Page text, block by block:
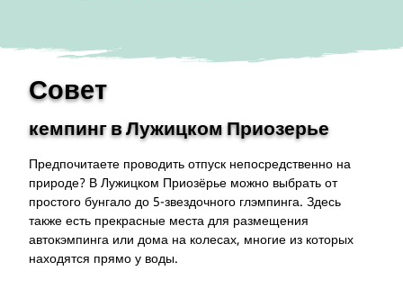
Совет
кемпинг в Лужицком Приозерье
Предпочитаете проводить отпуск непосредственно на
природе? В Лужицком Приозёрье можно выбрать от
простого бунгало до 5-звездочного глэмпинга. Здесь
также есть прекрасные места для размещения
автокэмпинга или дома на колесах, многие из которых
находятся прямо у воды.